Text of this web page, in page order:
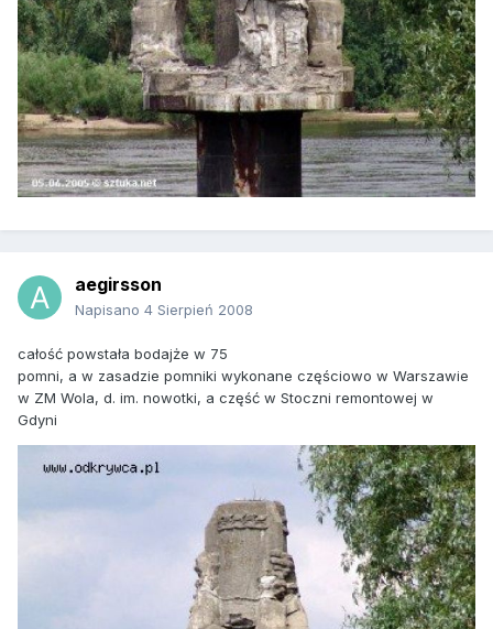
aegirsson
Napisano 4 Sierpień 2008
całość powstała bodajże w 75
pomni, a w zasadzie pomniki wykonane częściowo w Warszawie
w ZM Wola, d. im. nowotki, a część w Stoczni remontowej w
Gdyni